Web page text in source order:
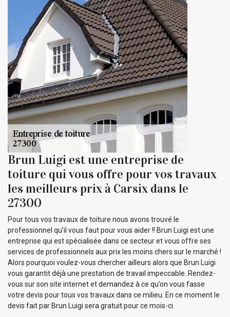
Brun Luigi est une entreprise de
toiture qui vous offre pour vos travaux
les meilleurs prix à Carsix dans le
27300
Pour tous vos travaux de toiture nous avons trouvé le
professionnel qu’il vous faut pour vous aider !! Brun Luigi est une
entreprise qui est spécialisée dans ce secteur et vous offre ses
services de professionnels aux prix les moins chers sur le marché !
Alors pourquoi voulez-vous chercher ailleurs alors que Brun Luigi
vous garantit déjà une prestation de travail impeccable. Rendez-
vous sur son site internet et demandez à ce qu’on vous fasse
votre devis pour tous vos travaux dans ce milieu. En ce moment le
devis fait par Brun Luigi sera gratuit pour ce mois-ci.